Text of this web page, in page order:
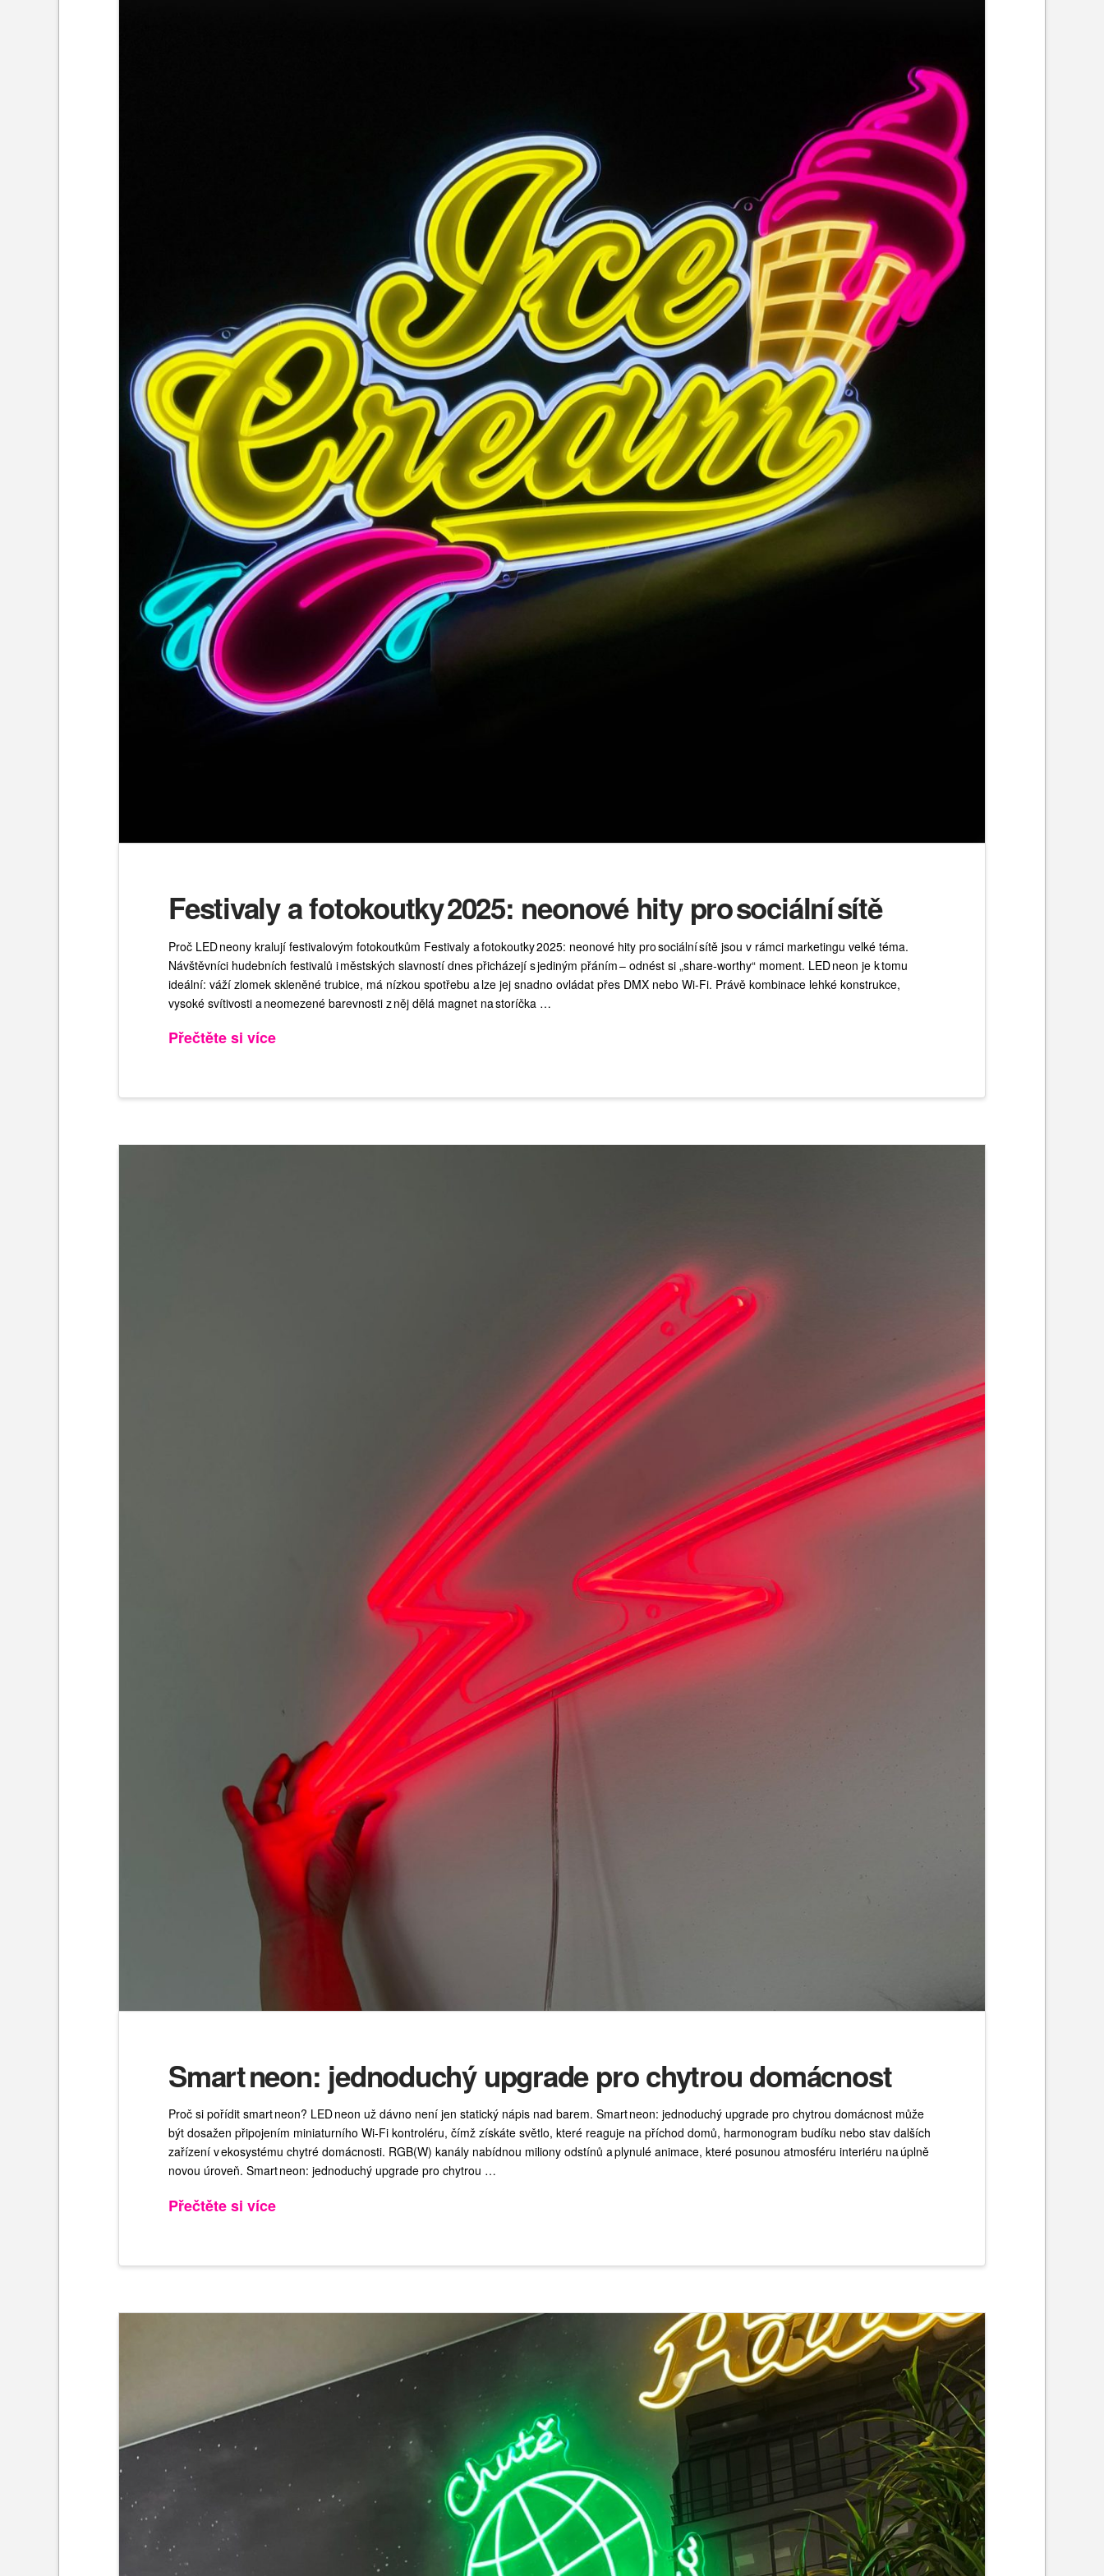
Festivaly a fotokoutky 2025: neonové hity pro sociální sítě
Proč LED neony kralují festivalovým fotokoutkům Festivaly a fotokoutky 2025: neonové hity pro sociální sítě jsou v rámci marketingu velké téma.
Návštěvníci hudebních festivalů i městských slavností dnes přicházejí s jediným přáním – odnést si „share‑worthy“ moment. LED neon je k tomu
ideální: váží zlomek skleněné trubice, má nízkou spotřebu a lze jej snadno ovládat přes DMX nebo Wi‑Fi. Právě kombinace lehké konstrukce,
vysoké svítivosti a neomezené barevnosti z něj dělá magnet na storíčka …
Přečtěte si více
Smart neon: jednoduchý upgrade pro chytrou domácnost
Proč si pořídit smart neon? LED neon už dávno není jen statický nápis nad barem. Smart neon: jednoduchý upgrade pro chytrou domácnost může
být dosažen připojením miniaturního Wi‑Fi kontroléru, čímž získáte světlo, které reaguje na příchod domů, harmonogram budíku nebo stav dalších
zařízení v ekosystému chytré domácnosti. RGB(W) kanály nabídnou miliony odstínů a plynulé animace, které posunou atmosféru interiéru na úplně
novou úroveň. Smart neon: jednoduchý upgrade pro chytrou …
Přečtěte si více